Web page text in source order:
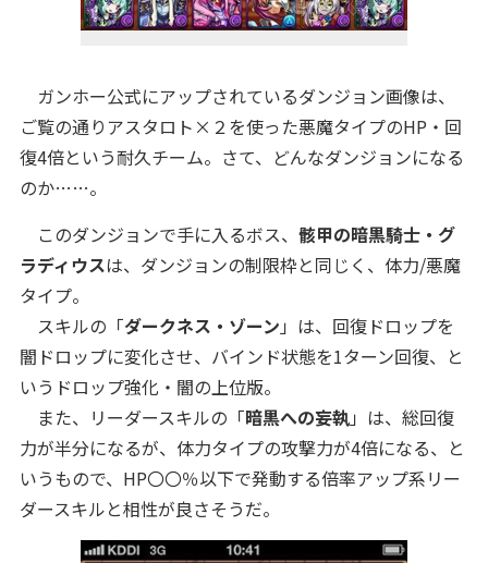
ガンホー公式にアップされているダンジョン画像は、
ご覧の通りアスタロト×２を使った悪魔タイプのHP・回
復4倍という耐久チーム。さて、どんなダンジョンになる
のか……。
このダンジョンで手に入るボス、 骸甲の暗黒騎士・グ
ラディウスは、ダンジョンの制限枠と同じく、体力/悪魔
タイプ。
スキルの「ダークネス・ゾーン 」は、回復ドロップを
闇ドロップに変化させ、バインド状態を1ターン回復、と
いうドロップ強化・闇の上位版。
また、リーダースキルの「暗黒への妄執」は、総回復
力が半分になるが、体力タイプの攻撃力が4倍になる、と
いうもので、HP〇〇％以下で発動する倍率アップ系リー
ダースキルと相性が良さそうだ。